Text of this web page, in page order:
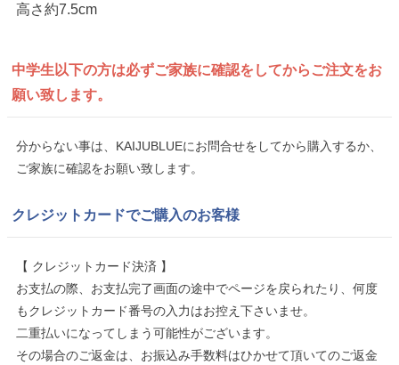
高さ約7.5cm
中学生以下の方は必ずご家族に確認をしてから ご注文をお
願い致します。
分からない事は、KAIJUBLUEにお問合せをしてから購入するか、
ご家族に確認をお願い致します。
クレジットカードでご購入のお客様
【 クレジットカード決済 】
お支払の際、お支払完了画面の途中でページを戻られたり、何度
もクレジットカード番号の入力はお控え下さいませ。
二重払いになってしまう可能性がございます。
その場合のご返金は、お振込み手数料はひかせて頂いてのご返金